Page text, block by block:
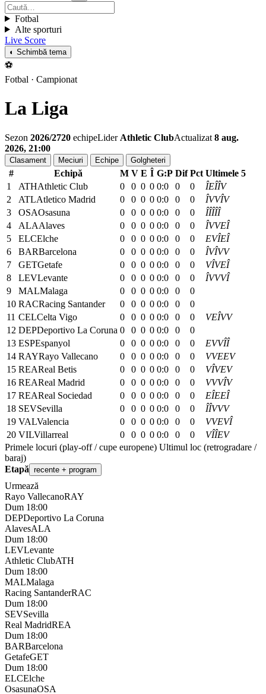
Fotbal
Alte sporturi
Live Score
◐ Schimbă tema
⚽
Fotbal · Campionat
La Liga
Sezon 2026/2720 echipeLider Athletic ClubActualizat 8 aug.
2026, 21:00
Clasament Meciuri Echipe Golgheteri
# Echipă M V E Î G:P Dif Pct Ultimele 5
1
ATHAthletic Club 0 0 0 0 0:0 0 0 ÎEÎÎV
2
ATLAtletico Madrid 0 0 0 0 0:0 0 0 ÎVVÎV
3
OSAOsasuna 0 0 0 0 0:0 0 0 ÎÎÎÎÎ
4
ALAAlaves 0 0 0 0 0:0 0 0 ÎVVEÎ
5
ELCElche 0 0 0 0 0:0 0 0 EVÎEÎ
6
BARBarcelona 0 0 0 0 0:0 0 0 ÎVÎVV
7
GETGetafe 0 0 0 0 0:0 0 0 VÎVEÎ
8
LEVLevante 0 0 0 0 0:0 0 0 ÎVVVÎ
9
MALMalaga 0 0 0 0 0:0 0
0
10 RACRacing Santander 0 0 0 0 0:0 0
0
11 CELCelta Vigo 0 0 0 0 0:0 0 0 VEÎVV
12 DEPDeportivo La Coruna 0 0 0 0 0:0 0
0
13 ESPEspanyol 0 0 0 0 0:0 0 0 EVVÎÎ
14 RAYRayo Vallecano 0 0 0 0 0:0 0 0 VVEEV
15 REAReal Betis 0 0 0 0 0:0 0 0 VÎVEV
16 REAReal Madrid 0 0 0 0 0:0 0 0 VVVÎV
17 REAReal Sociedad 0 0 0 0 0:0 0 0 EÎEEÎ
18 SEVSevilla 0 0 0 0 0:0 0 0 ÎÎVVV
19 VALValencia 0 0 0 0 0:0 0 0 VVEVÎ
20 VILVillarreal 0 0 0 0 0:0 0 0 VÎÎEV
Primele locuri (play-off / cupe europene) Ultimul loc (retrogradare /
baraj)
Etapă recente + program
Urmează
Rayo VallecanoRAY
Dum 18:00
DEPDeportivo La Coruna
AlavesALA
Dum 18:00
LEVLevante
Athletic ClubATH
Dum 18:00
MALMalaga
Racing SantanderRAC
Dum 18:00
SEVSevilla
Real MadridREA
Dum 18:00
BARBarcelona
GetafeGET
Dum 18:00
ELCElche
OsasunaOSA